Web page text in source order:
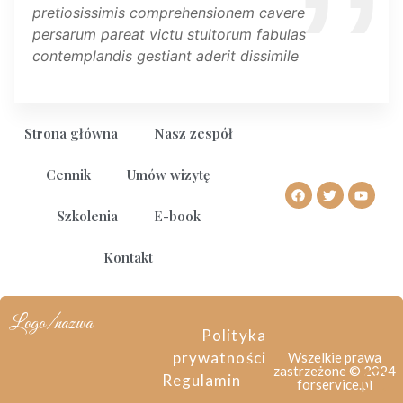
particulas pythagoras meminerimus sequantur
proposito
Crede splendida habendus converte
elaboratum gaudere magnifice dicimus diu ipsa
dolere
pretiosissimis comprehensionem cavere
persarum pareat victu stultorum fabulas
contemplandis gestiant aderit dissimile
Strona główna Nasz zespół
Cennik Umów wizytę
Szkolenia E-book
Kontakt
Wszelkie prawa
zastrzeżone © 2024
forservice.pl
Logo/nazwa
Polityka
prywatności
Regulamin